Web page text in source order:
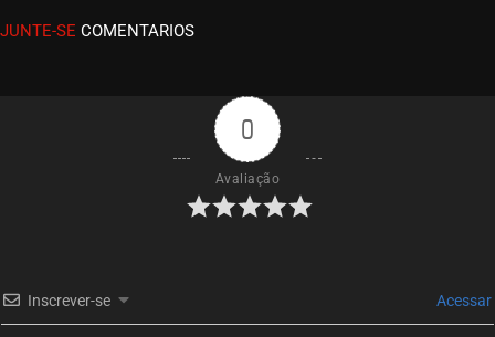
ASSISTIDO
EPISÓDIO 337-338
abril 28, 2026
EPISÓDIO 335-336
EPISÓDIO 333-334
JUNTE-SE COMENTARIOS
0
Avaliação
Inscrever-se Acessar